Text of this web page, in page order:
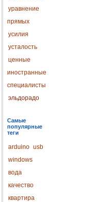
уравнение
прямых
усилия
усталость
ценные
иностранные
специалисты
эльдорадо
Самые
популярные
теги
arduino usb
windows
вода
качество
квартира